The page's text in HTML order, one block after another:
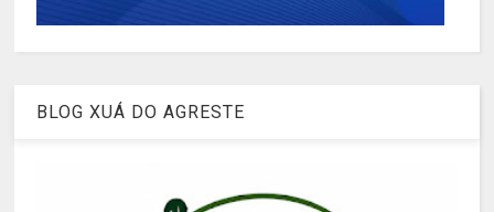
BLOG XUÁ DO AGRESTE